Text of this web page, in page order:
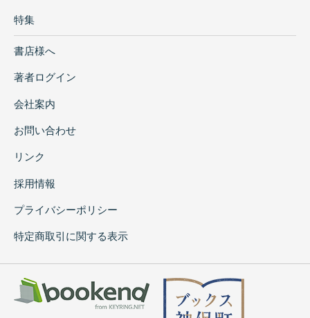
特集
書店様へ
著者ログイン
会社案内
お問い合わせ
リンク
採用情報
プライバシーポリシー
特定商取引に関する表示